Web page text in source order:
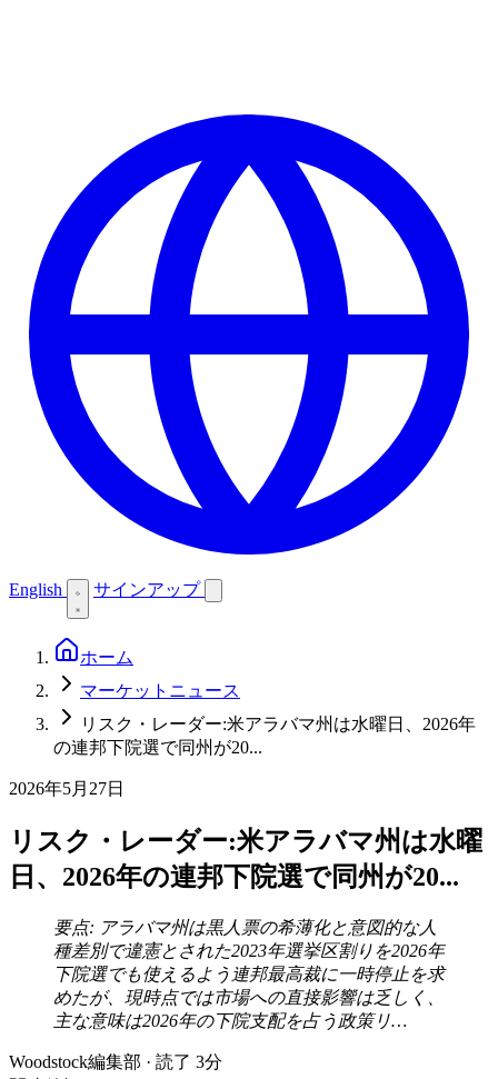
English サインアップ
ホーム
マーケットニュース
リスク・レーダー:米アラバマ州は水曜日、2026年
の連邦下院選で同州が20...
2026年5月27日
リスク・レーダー:米アラバマ州は水曜
日、2026年の連邦下院選で同州が20...
要点: アラバマ州は黒人票の希薄化と意図的な人
種差別で違憲とされた2023年選挙区割りを2026年
下院選でも使えるよう連邦最高裁に一時停止を求
めたが、現時点では市場への直接影響は乏しく、
主な意味は2026年の下院支配を占う政策リ…
Woodstock編集部 · 読了 3分